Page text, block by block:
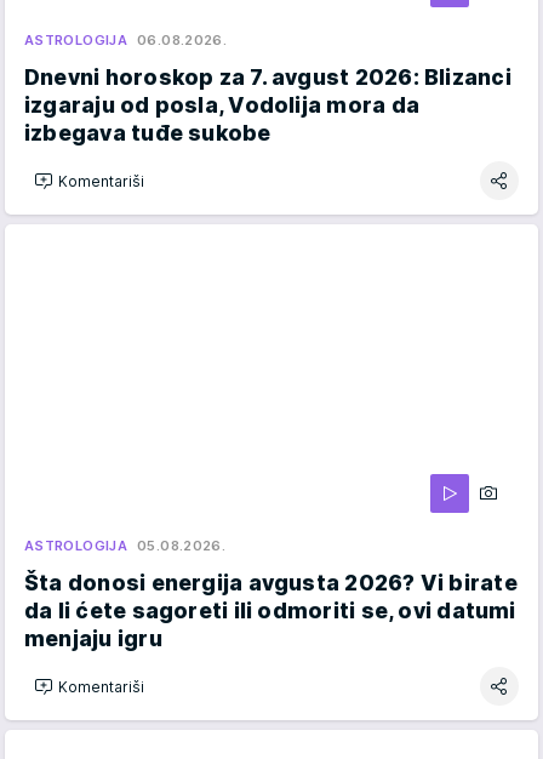
ASTROLOGIJA 06.08.2026.
Dnevni horoskop za 7. avgust 2026: Blizanci
izgaraju od posla, Vodolija mora da
izbegava tuđe sukobe
Komentariši
ASTROLOGIJA 05.08.2026.
Šta donosi energija avgusta 2026? Vi birate
da li ćete sagoreti ili odmoriti se, ovi datumi
menjaju igru
Komentariši